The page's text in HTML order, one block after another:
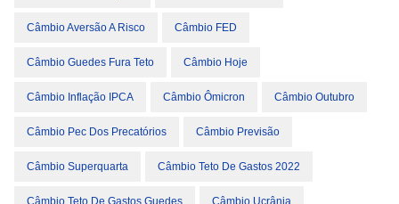
Câmbio Aversão A Risco Câmbio FED
Câmbio Guedes Fura Teto Câmbio Hoje
Câmbio Inflação IPCA Câmbio Ômicron Câmbio Outubro
Câmbio Pec Dos Precatórios Câmbio Previsão
Câmbio Superquarta Câmbio Teto De Gastos 2022
Câmbio Teto De Gastos Guedes Câmbio Ucrânia